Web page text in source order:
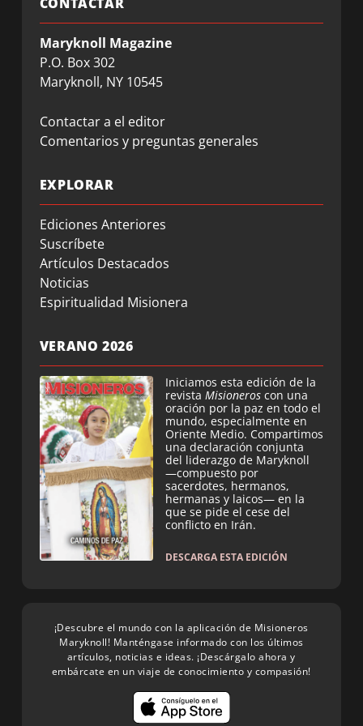
Maryknoll Magazine
P.O. Box 302
Maryknoll, NY 10545
Contactar a el editor
Comentarios y preguntas generales
EXPLORAR
Ediciones Anteriores
Suscríbete
Artículos Destacados
Noticias
Espiritualidad Misionera
VERANO 2026
Iniciamos esta edición de la
revista Misioneros con una
oración por la paz en todo el
mundo, especialmente en
Oriente Medio. Compartimos
una declaración conjunta
del liderazgo de Maryknoll
—compuesto por
sacerdotes, hermanos,
hermanas y laicos— en la
que se pide el cese del
conflicto en Irán.
DESCARGA ESTA EDICIÓN
¡Descubre el mundo con la aplicación de Misioneros
Maryknoll! Manténgase informado con los últimos
artículos, noticias e ideas. ¡Descárgalo ahora y
embárcate en un viaje de conocimiento y compasión!